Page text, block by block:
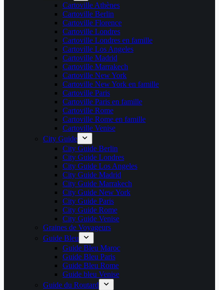
Cartoville Athènes
Cartoville Berlin
Cartoville Florence
Cartoville Londres
Cartoville Londres en famille
Cartoville Los Angeles
Cartoville Madrid
Cartoville Marrakech
Cartoville New York
Cartoville New York en famille
Cartoville Paris
Cartoville Paris en famille
Cartoville Rome
Cartoville Rome en famille
Cartoville Venise
City Guide
City Guide Berlin
City Guide Londres
City Guide Los Angeles
City Guide Madrid
City Guide Marrakech
City Guide New York
City Guide Paris
City Guide Rome
City Guide Venise
Graines de Voyageurs
Guide Bleu
Guide Bleu Maroc
Guide Bleu Paris
Guide Bleu Rome
Guide bleu Venise
Guide du Routard